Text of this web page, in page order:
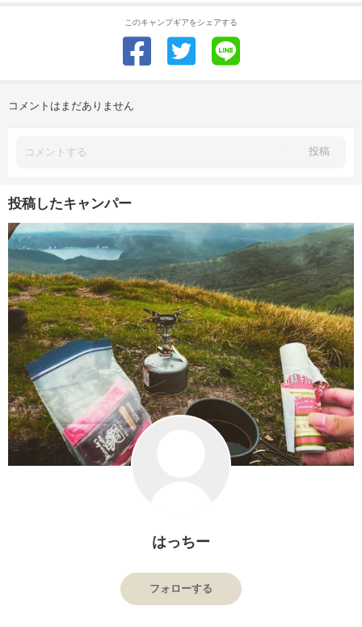
このキャンプギアをシェアする
コメントはまだありません
投稿
投稿したキャンパー
はっちー
フォローする